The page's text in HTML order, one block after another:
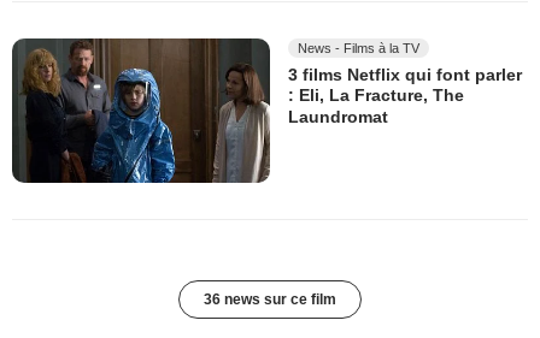
News - Films à la TV
3 films Netflix qui font parler
: Eli, La Fracture, The
Laundromat
36 news sur ce film